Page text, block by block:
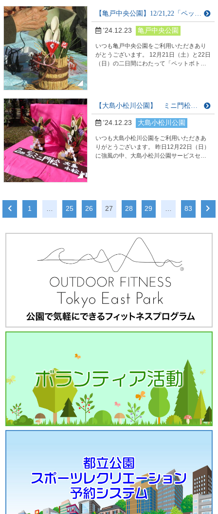
【亀戸中央公園】12/21,22「ペットボトルでミニ門松を作ろう！」を開催いたしました
'24.12.23 亀戸中央公園
いつも亀戸中央公園をご利用いただきあり
がとうございます。 12月21日（土）と22日
（日）の二日間にわたって「ペットボトル
亀戸中央公園の実施しているクラフトイベ
ントの中でも比較的難易度の高いイベント
だと思います。 そのため、ハロウィンの…
【大島小松川公園】 ミニ門松作り / 12・22（日）開催記
'24.12.23 大島小松川公園
いつも大島小松川公園をご利用いただきあ
りがとうございます。 昨日12月22日（日）
に強風の中、大島小松川公園サービスセン
ました！ 参加された皆々様、ご来場の程、
ありがとうございました。 所員一同、開
運、良き1年をお祈り申し上げます。
1 25 26 27 28 29 83